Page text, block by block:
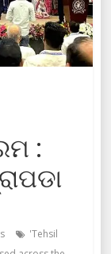
:
'Tehsil